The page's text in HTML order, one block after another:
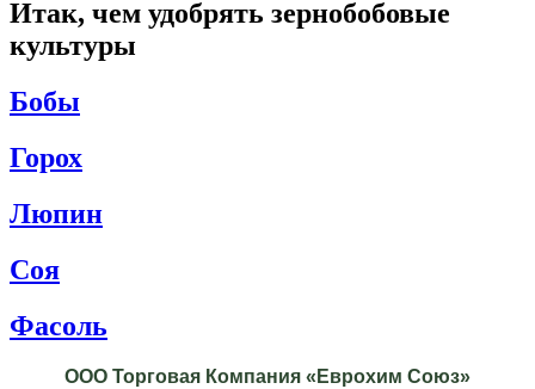
Итак, чем удобрять зернобобовые
культуры
Бобы
Горох
Люпин
Соя
Фасоль
ООО Торговая Компания «Еврохим Союз»